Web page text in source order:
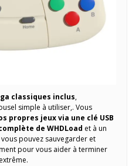
classiques inclus,
simple à utiliser,. Vous
propres jeux via une clé USB
de WHDLoad et à un
pouvez sauvegarder et
pour vous aider à terminer